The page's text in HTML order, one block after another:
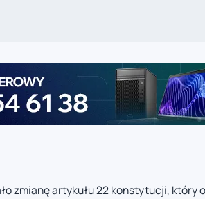
zmianę artykułu 22 konstytucji, który